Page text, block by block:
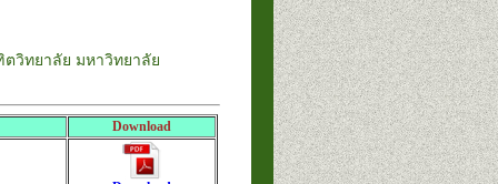
วิทยาลัย มหาวิทยาลัย
Download